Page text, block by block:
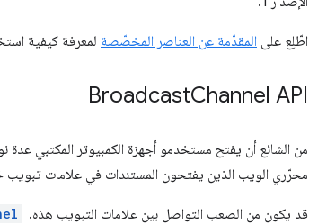
اطّلِع على المقدّمة عن العناصر المخصّصة لمعرفة كيفية
BroadcastChannel API
من الشائع أن يفتح مستخدمو أجهزة الكمبيوتر المكتبي
محرّري الويب الذين يفتحون المستندات في علامات تبويب
قد يكون من الصعب التواصل بين علامات التبويب هذه. ‫